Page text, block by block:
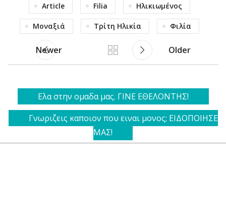
Article Filia Ηλικιωμένος
Μοναξιά Τρίτη Ηλικία Φιλία
Newer Older
Ελα στην ομαδα μας. ΓΙΝΕ ΕΘΕΛΟΝΤΗΣ!
Γνωριζεις καποιον που ειναι μονος; ΕΙΔΟΠΟΙΗΣΕ
ΜΑΣ!